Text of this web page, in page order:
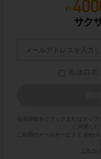
会員登録をクリックまたはタップ
に同意し
ご利用のメールサービスで @try-
こちら